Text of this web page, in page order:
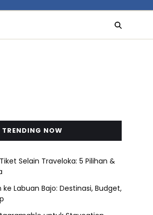
TRENDING NOW
Selain Traveloka: 5 Pilihan &
Labuan Bajo: Destinasi, Budget,